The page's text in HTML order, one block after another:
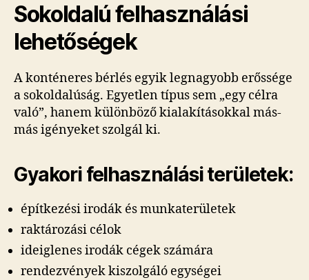
Sokoldalú felhasználási
lehetőségek
A konténeres bérlés egyik legnagyobb erőssége
a sokoldalúság. Egyetlen típus sem „egy célra
való”, hanem különböző kialakításokkal más-
más igényeket szolgál ki.
Gyakori felhasználási területek:
építkezési irodák és munkaterületek
raktározási célok
ideiglenes irodák cégek számára
rendezvények kiszolgáló egységei